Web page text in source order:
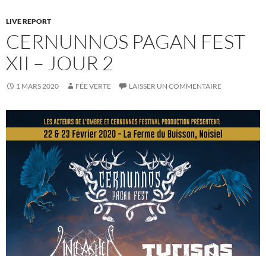
LIVE REPORT
CERNUNNOS PAGAN FEST
XII – JOUR 2
1 MARS 2020 FÉE VERTE LAISSER UN COMMENTAIRE